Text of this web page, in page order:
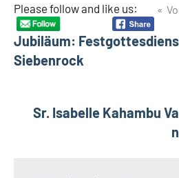
Please follow and like us:
Beitragsnavigation
Jubiläum:
Siebenrock
Sr. Isabelle Kahambu